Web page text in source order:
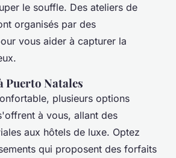
le souffle. Des ateliers de
organisés par des
vous aider à capturer la
Puerto Natales
plusieurs options
à vous, allant des
aux hôtels de luxe. Optez
qui proposent des forfaits